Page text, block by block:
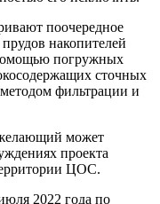
поочередное
накопителей
погружных
сточных
фильтрации и
может
проекта
ЦОС.
2022 года по